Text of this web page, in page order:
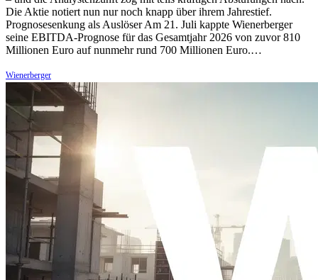
Die Aktie notiert nun nur noch knapp über ihrem Jahrestief.
Prognosesenkung als Auslöser Am 21. Juli kappte Wienerberger
seine EBITDA-Prognose für das Gesamtjahr 2026 von zuvor 810
Millionen Euro auf nunmehr rund 700 Millionen Euro.…
Wienerberger